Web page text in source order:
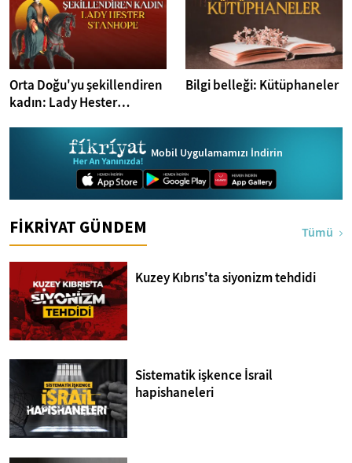
Orta Doğu'yu şekillendiren
kadın: Lady Hester
Bilgi belleği: Kütüphaneler
Mobil Uygulamamızı İndirin
FİKRİYAT GÜNDEM Tümü
Kuzey Kıbrıs'ta siyonizm tehdidi
Sistematik işkence İsrail
hapishaneleri